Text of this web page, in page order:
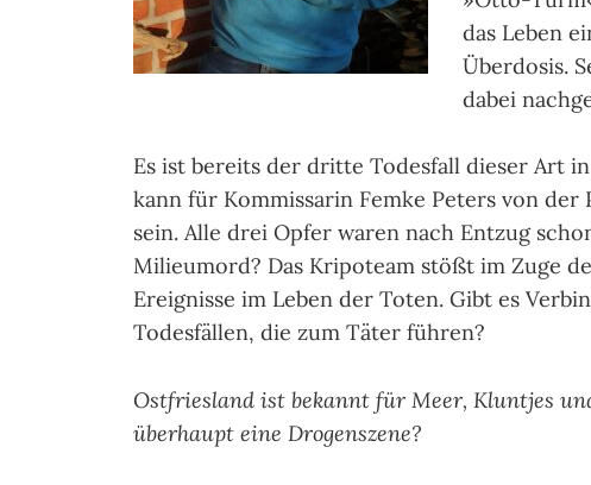
das Leben
Überdosis.
dabei
Es ist bereits der dritte Todesfall dieser Art
kann für Kommissarin Femke Peters von
sein. Alle drei Opfer waren nach Entzug
Milieumord? Das Kripoteam stößt im Zuge
Ereignisse im Leben der Toten. Gibt es
Todesfällen, die zum Täter führen?
Ostfriesland ist bekannt für Meer, Kluntjes
überhaupt eine Drogenszene?